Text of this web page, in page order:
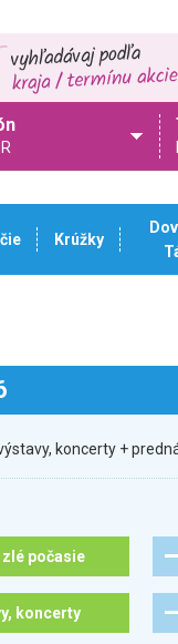
Krúžky
koncerty +
zlé počasie
koncerty